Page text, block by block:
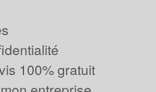
100% gratuit